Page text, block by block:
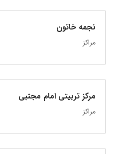
نجمه خاتون
مراکز
مرکز تربیتی امام مجتبی
مراکز